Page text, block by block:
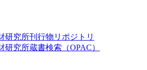
研究所刊行物リポジトリ
研究所蔵書検索（OPAC）